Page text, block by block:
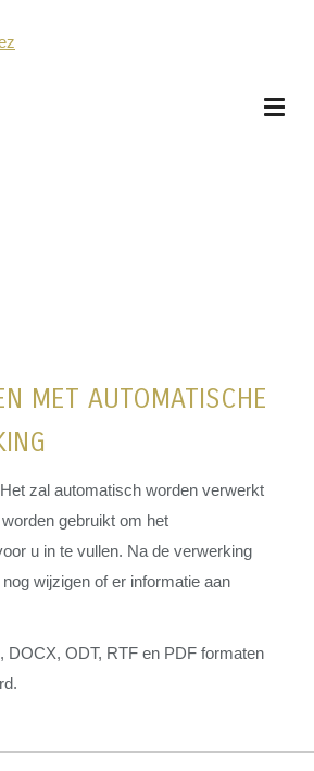
MET AUTOMATISCHE
zal automatisch worden verwerkt
gebruikt om het
u in te vullen. Na de verwerking
wijzigen of er informatie aan
DOCX, ODT, RTF en PDF formaten